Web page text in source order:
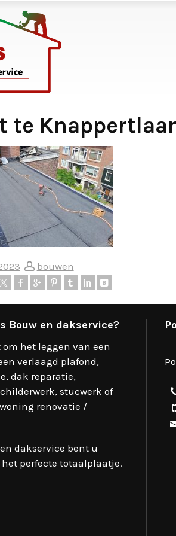
te
bouwen
Bouw en dakservice?
het leggen van een
verlaagd plafond,
dak reparatie,
stucwerk of
renovatie /
dakservice bent u
perfecte totaalplaatje.